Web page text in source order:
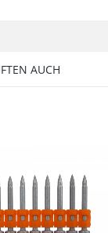
AUCH